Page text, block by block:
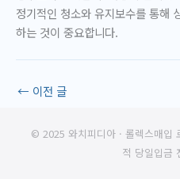
정기적인 청소와 유지보수를 통해
하는 것이 중요합니다.
← 이전 글
© 2025 와치피디아 · 롤렉스매입
적 당일입금